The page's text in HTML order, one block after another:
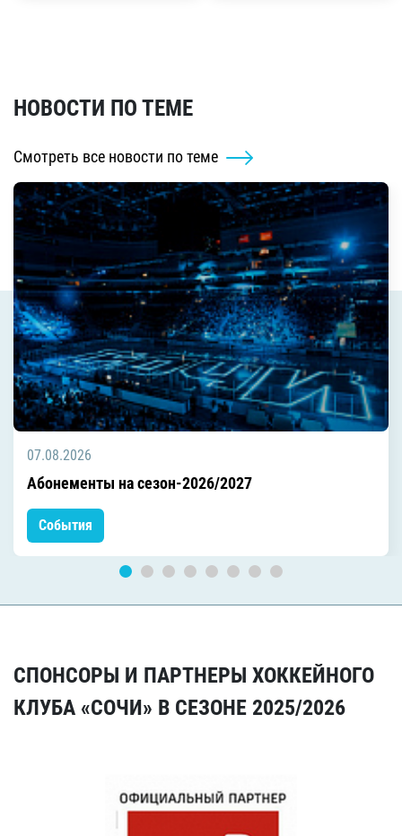
НОВОСТИ ПО ТЕМЕ
Смотреть все новости по теме
07.08.2026
Абонементы на сезон-2026/2027
События
СПОНСОРЫ И ПАРТНЕРЫ ХОККЕЙНОГО
КЛУБА «СОЧИ» В СЕЗОНЕ 2025/2026